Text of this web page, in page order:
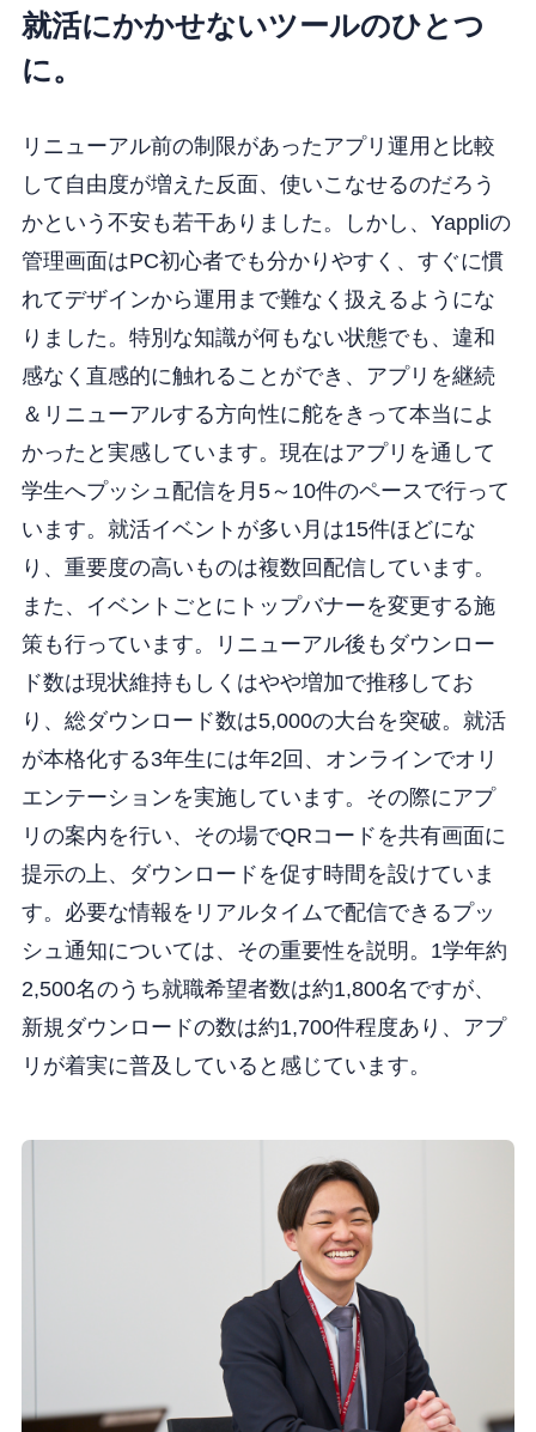
就活にかかせないツールのひとつ
に。
リニューアル前の制限があったアプリ運用と比較
して自由度が増えた反面、使いこなせるのだろう
かという不安も若干ありました。しかし、Yappliの
管理画面はPC初心者でも分かりやすく、すぐに慣
れてデザインから運用まで難なく扱えるようにな
りました。特別な知識が何もない状態でも、違和
感なく直感的に触れることができ、アプリを継続
＆リニューアルする方向性に舵をきって本当によ
かったと実感しています。現在はアプリを通して
学生へプッシュ配信を月5～10件のペースで行って
います。就活イベントが多い月は15件ほどにな
り、重要度の高いものは複数回配信しています。
また、イベントごとにトップバナーを変更する施
策も行っています。リニューアル後もダウンロー
ド数は現状維持もしくはやや増加で推移してお
り、総ダウンロード数は5,000の大台を突破。就活
が本格化する3年生には年2回、オンラインでオリ
エンテーションを実施しています。その際にアプ
リの案内を行い、その場でQRコードを共有画面に
提示の上、ダウンロードを促す時間を設けていま
す。必要な情報をリアルタイムで配信できるプッ
シュ通知については、その重要性を説明。1学年約
2,500名のうち就職希望者数は約1,800名ですが、
新規ダウンロードの数は約1,700件程度あり、アプ
リが着実に普及していると感じています。